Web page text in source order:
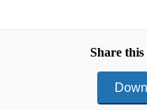
Share this